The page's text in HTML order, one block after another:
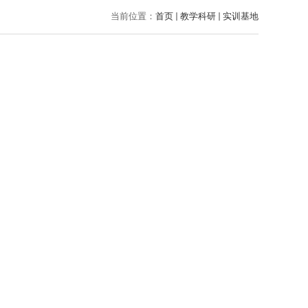
当前位置： 首页 教学科研 实训基地